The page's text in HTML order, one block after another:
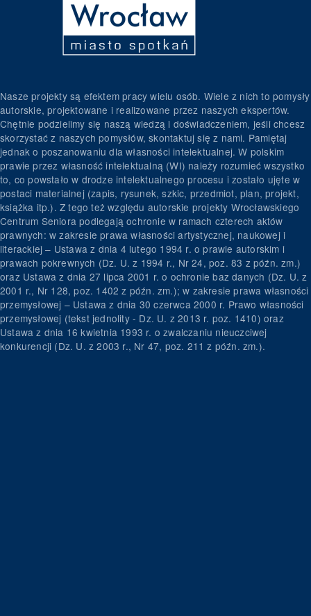
Nasze projekty są efektem pracy wielu osób. Wiele z nich to pomysły
autorskie, projektowane i realizowane przez naszych ekspertów.
Chętnie podzielimy się naszą wiedzą i doświadczeniem, jeśli chcesz
skorzystać z naszych pomysłów, skontaktuj się z nami. Pamiętaj
jednak o poszanowaniu dla własności intelektualnej. W polskim
prawie przez własność intelektualną (WI) należy rozumieć wszystko
to, co powstało w drodze intelektualnego procesu i zostało ujęte w
postaci materialnej (zapis, rysunek, szkic, przedmiot, plan, projekt,
książka itp.). Z tego też względu autorskie projekty Wrocławskiego
Centrum Seniora podlegają ochronie w ramach czterech aktów
prawnych: w zakresie prawa własności artystycznej, naukowej i
literackiej – Ustawa z dnia 4 lutego 1994 r. o prawie autorskim i
prawach pokrewnych (Dz. U. z 1994 r., Nr 24, poz. 83 z późn. zm.)
oraz Ustawa z dnia 27 lipca 2001 r. o ochronie baz danych (Dz. U. z
2001 r., Nr 128, poz. 1402 z późn. zm.); w zakresie prawa własności
przemysłowej – Ustawa z dnia 30 czerwca 2000 r. Prawo własności
przemysłowej (tekst jednolity - Dz. U. z 2013 r. poz. 1410) oraz
Ustawa z dnia 16 kwietnia 1993 r. o zwalczaniu nieuczciwej
konkurencji (Dz. U. z 2003 r., Nr 47, poz. 211 z późn. zm.).